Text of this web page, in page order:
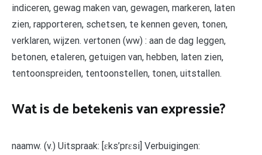
indiceren, gewag maken van, gewagen, markeren, laten
zien, rapporteren, schetsen, te kennen geven, tonen,
verklaren, wijzen. vertonen (ww) : aan de dag leggen,
betonen, etaleren, getuigen van, hebben, laten zien,
tentoonspreiden, tentoonstellen, tonen, uitstallen.
Wat is de betekenis van expressie?
naamw. (v.) Uitspraak: [ɛks’prɛsi] Verbuigingen: